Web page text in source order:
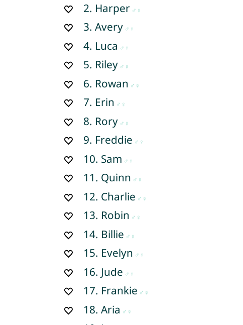
2. Harper
3.Avery
4. Luca
5. Riley
6. Rowan
7. Erin
8. Rory
9. Freddie
10. Sam
11. Quinn
12. Charlie
13. Robin
14. Billie
15. Evelyn
16. Jude
17. Frankie
18.Aria